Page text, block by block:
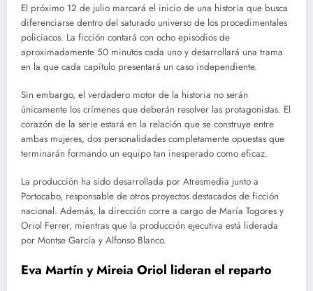
El próximo 12 de julio marcará el inicio de una historia que busca
diferenciarse dentro del saturado universo de los procedimentales
policiacos. La ficción contará con ocho episodios de
aproximadamente 50 minutos cada uno y desarrollará una trama
en la que cada capítulo presentará un caso independiente.
Sin embargo, el verdadero motor de la historia no serán
únicamente los crímenes que deberán resolver las protagonistas. El
corazón de la serie estará en la relación que se construye entre
ambas mujeres, dos personalidades completamente opuestas que
terminarán formando un equipo tan inesperado como eficaz.
La producción ha sido desarrollada por Atresmedia junto a
Portocabo, responsable de otros proyectos destacados de ficción
nacional. Además, la dirección corre a cargo de María Togores y
Oriol Ferrer, mientras que la producción ejecutiva está liderada
por Montse García y Alfonso Blanco.
Eva Martín y Mireia Oriol lideran el reparto